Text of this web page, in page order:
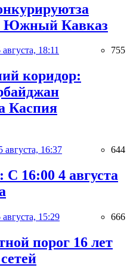
Южный Кавказ
августа, 18:11 755
коридор:
Каспия
августа, 16:37 644
16:00 4 августа
августа, 15:29 666
порог 16 лет